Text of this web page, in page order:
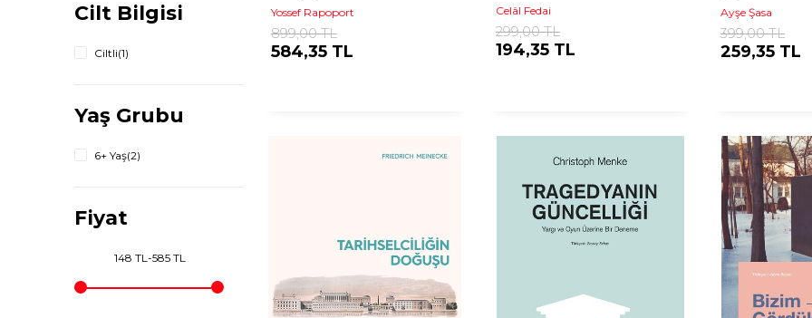
Lafcadio Hearn(1)
Nezih Uzel
Payam Ebrahimi
Cilt Bilgisi
Ciltli(1)
Yaş Grubu
6+ Yaş(2)
Fiyat
148 TL -585 TL
Yossef Rapoport
899,00 TL
584,35 TL
Celâl Fedai
299,00 TL
194,35 TL
Ayşe Şasa
399,00 TL
259,35 TL